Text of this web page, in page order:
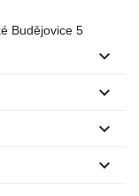
Budějovice 5



